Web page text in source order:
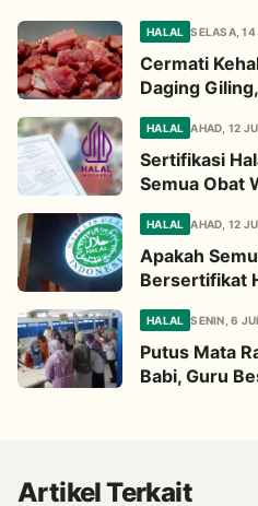
HALAL SELASA,
Cermati
Daging
Wajib
HALAL AHAD, 12
Sertifikasi
Semua Obat
Begini
HALAL AHAD, 12
Apakah
Bersertifikat
Ini
HALAL SENIN, 6
Putus Mata
Babi, Guru
Artikel Terkait